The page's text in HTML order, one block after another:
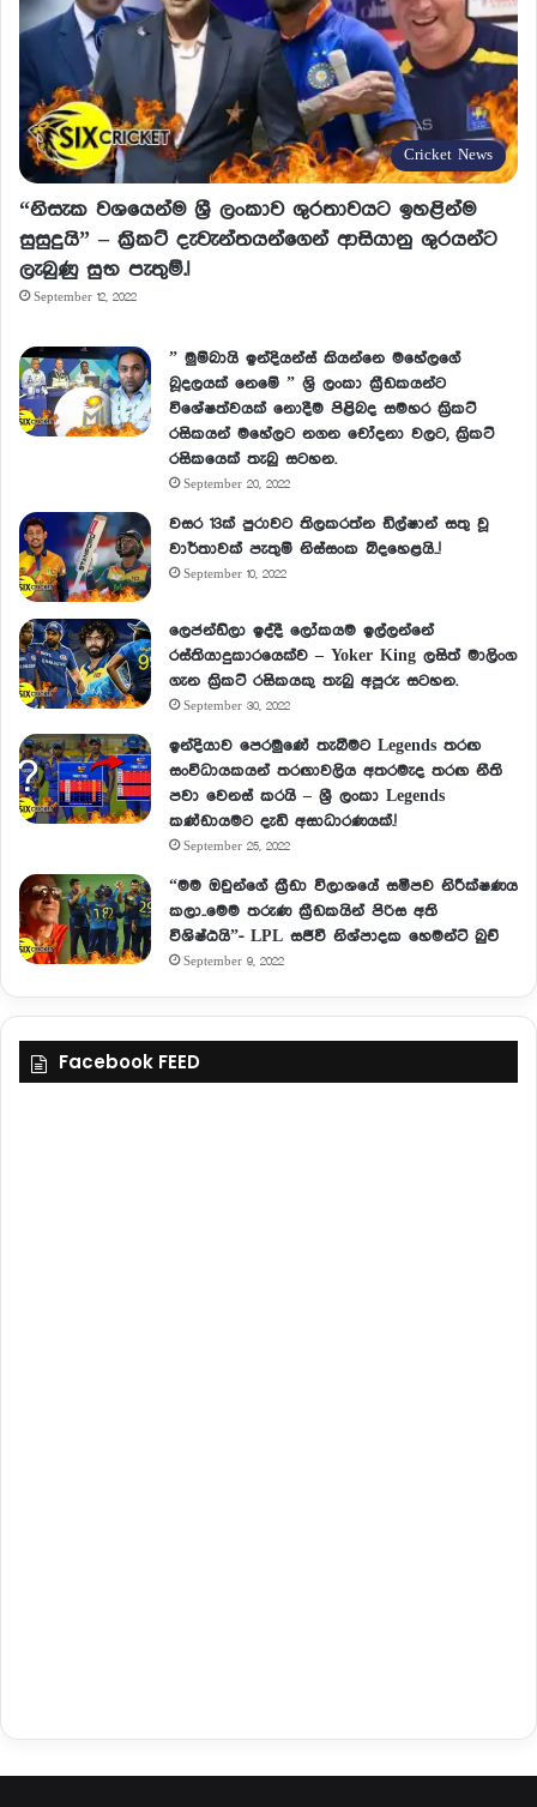
Cricket News
“නිසැක වශයෙන්ම ශ්‍රී ලංකාව ශුරතාවයට ඉහළින්ම
සුසුදුයි” – ක්‍රිකට් දැවැන්තයන්ගෙන් ආසියානු ශුරයන්ට
ලැබුණු සුභ පැතුම්.!
September 12, 2022
” මුම්බායි ඉන්දියන්ස් කියන්නෙ මහේලගේ
බූදලයක් නෙමේ ” ශ්‍රි ලංකා ක්‍රීඩකයන්ට
විශේෂත්වයක් නොදීම පිළිබද සමහර ක්‍රිකට්
රසිකයන් මහේලට නගන චෝදනා වලට, ක්‍රිකට්
රසිකයෙක් තැබු සටහන.
September 20, 2022
වසර 13ක් පුරාවට තිලකරත්න ඩිල්ෂාන් සතු වූ
වාර්තාවක් පැතුම් නිස්සංක බිදහෙළයි..!
September 10, 2022
ලෙජන්ඩ්ලා ඉද්දී ලෝකයම ඉල්ලන්නේ
රස්තියාදුකාරයෙක්ව – Yoker King ලසිත් මාලිංග
ගැන ක්‍රිකට් රසිකයකු තැබු අපූරු සටහන.
September 30, 2022
ඉන්දියාව පෙරමුණේ තැබීමට Legends තරඟ
සංවිධායකයන් තරඟාවලිය අතරමැද තරඟ නීති
පවා වෙනස් කරයි – ශ්‍රී ලංකා Legends
කණ්ඩායමට දැඩි අසාධාරණයක්.!
September 25, 2022
“මම ඔවුන්ගේ ක්‍රීඩා විලාශයේ සමීපව නිරීක්ෂණය
කලා..මෙම තරුණ ක්‍රීඩකයින් පිරිස අති
විශිෂ්ඨයි”- LPL සජීවී නිශ්පාදක හෙමන්ට් බුච්
September 9, 2022
Facebook FEED